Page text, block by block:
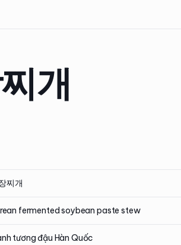
개
찌개
fermented soybean paste stew
tương đậu Hàn Quốc